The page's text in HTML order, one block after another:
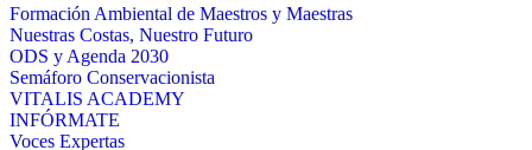
Formación Ambiental de Maestros y Maestras
Nuestras Costas, Nuestro Futuro
ODS y Agenda 2030
Semáforo Conservacionista
VITALIS ACADEMY
INFÓRMATE
Voces Expertas